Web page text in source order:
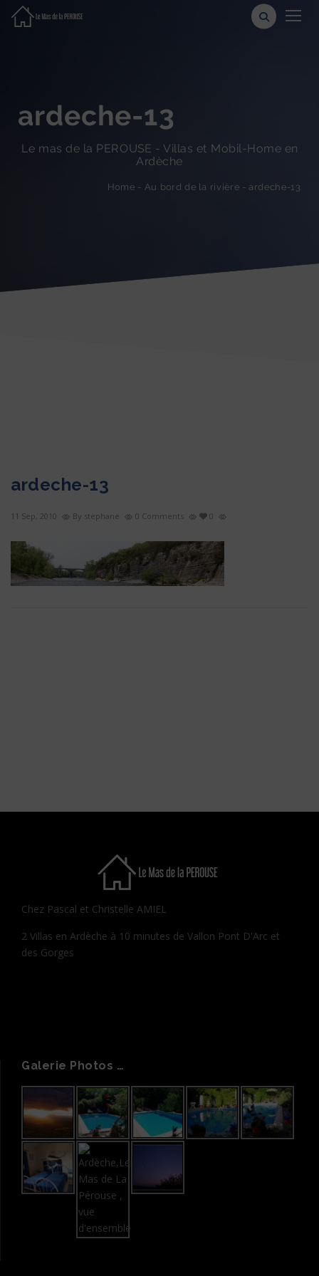
ardeche-13
Le mas de la PEROUSE - Villas et Mobil-Home en
Ardèche
Home - Au bord de la rivière -ardeche-13
ardeche-13
11 Sep, 2010 By stephane 0 Comments 0
Chez Pascal et Christelle AMIEL
2 Villas en Ardèche à 10 minutes de Vallon Pont D'Arc et
des Gorges
Galerie Photos …